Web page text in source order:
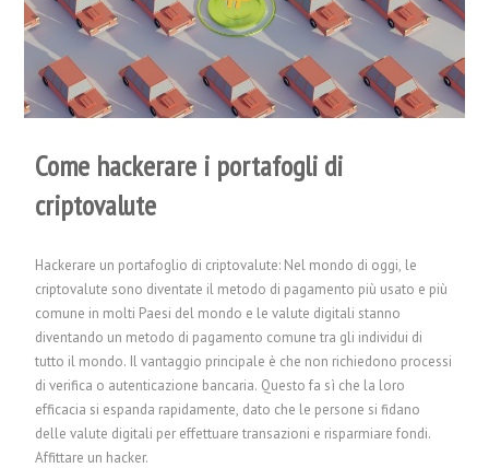
Come hackerare i portafogli di
criptovalute
Hackerare un portafoglio di criptovalute: Nel mondo di oggi, le
criptovalute sono diventate il metodo di pagamento più usato e più
comune in molti Paesi del mondo e le valute digitali stanno
diventando un metodo di pagamento comune tra gli individui di
tutto il mondo. Il vantaggio principale è che non richiedono processi
di verifica o autenticazione bancaria. Questo fa sì che la loro
efficacia si espanda rapidamente, dato che le persone si fidano
delle valute digitali per effettuare transazioni e risparmiare fondi.
Affittare un hacker.